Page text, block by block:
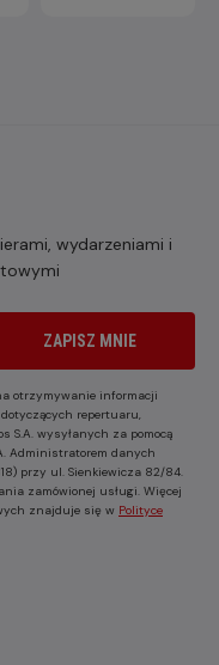
wydarzeniami i
ZAPISZ MNIE
otrzymywanie informacji
repertuaru,
S.A. wysyłanych za pomocą
Administratorem danych
przy ul. Sienkiewicza 82/84.
zamówionej usługi. Więcej
znajduje się w Polityce